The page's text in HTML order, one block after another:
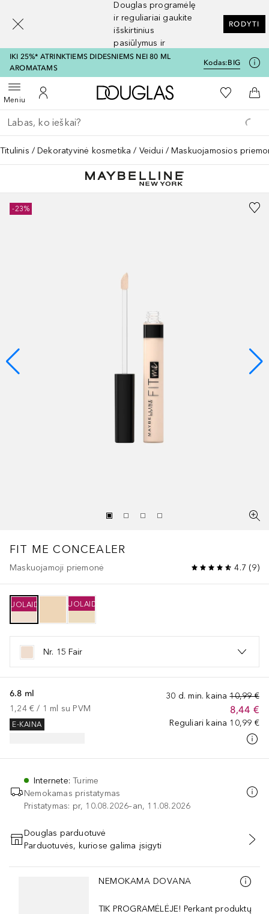
Douglas programėlę
ir reguliariai gaukite
išskirtinius
pasiūlymus ir
nuolaidas
RODYTI
IKI 25%* ATRINKTIEMS DIDESNIEMS NEI 80 ML
AROMATAMS
Kodas:BIG
MeniuAtidaryti meniuĮ mano paskyrą
Į Douglas pagrindinį
Į mano
Į
Grįžk atgal
Vykdykite paiešką
Titulinis Dekoratyvinė kosmetika Veidui Maskuojamosios
-23%
FIT ME CONCEALER
Maskuojamoji priemonė 4.7 (9)
NUOLAIDA NUOLAIDA
Nr. 15 Fair
30 d. min. kaina 10,99 €
8,44 €
Reguliari kaina 10,99 €
6.8 ml
1,24 € / 1 ml su PVM
E-KAINA
Internete:Turime
Nemokamas pristatymas
Pristatymas: pr, 10.08.2026–an, 11.08.2026
PRIDĖTI Į KREPŠELĮ
Douglas parduotuvė
Parduotuvės, kuriose galima įsigyti
Praleisti slankiklį
NEMOKAMA DOVANA
TIK PROGRAMĖLĖJE! Perkant produktų
[navigation.slideout.screenreader]